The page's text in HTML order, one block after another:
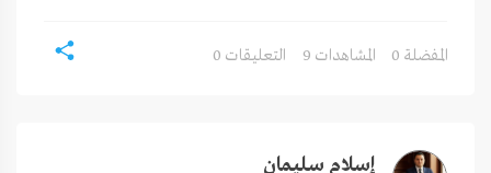
0 المفضلة 9 المشاهدات 0 التعليقات
إسلام سليمان